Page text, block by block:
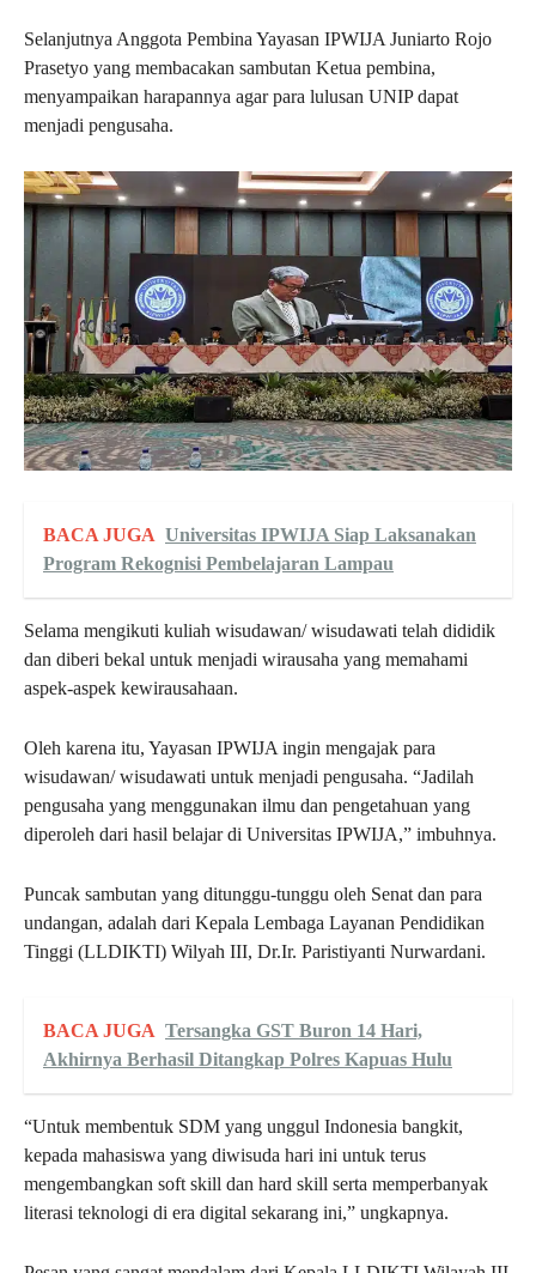
Selanjutnya Anggota Pembina Yayasan IPWIJA Juniarto Rojo
Prasetyo yang membacakan sambutan Ketua pembina,
menyampaikan harapannya agar para lulusan UNIP dapat
menjadi pengusaha.
BACA JUGA Universitas IPWIJA Siap Laksanakan
Program Rekognisi Pembelajaran Lampau
Selama mengikuti kuliah wisudawan/ wisudawati telah dididik
dan diberi bekal untuk menjadi wirausaha yang memahami
aspek-aspek kewirausahaan.
Oleh karena itu, Yayasan IPWIJA ingin mengajak para
wisudawan/ wisudawati untuk menjadi pengusaha. “Jadilah
pengusaha yang menggunakan ilmu dan pengetahuan yang
diperoleh dari hasil belajar di Universitas IPWIJA,” imbuhnya.
Puncak sambutan yang ditunggu-tunggu oleh Senat dan para
undangan, adalah dari Kepala Lembaga Layanan Pendidikan
Tinggi (LLDIKTI) Wilyah III, Dr.Ir. Paristiyanti Nurwardani.
BACA JUGA Tersangka GST Buron 14 Hari,
Akhirnya Berhasil Ditangkap Polres Kapuas Hulu
“Untuk membentuk SDM yang unggul Indonesia bangkit,
kepada mahasiswa yang diwisuda hari ini untuk terus
mengembangkan soft skill dan hard skill serta memperbanyak
literasi teknologi di era digital sekarang ini,” ungkapnya.